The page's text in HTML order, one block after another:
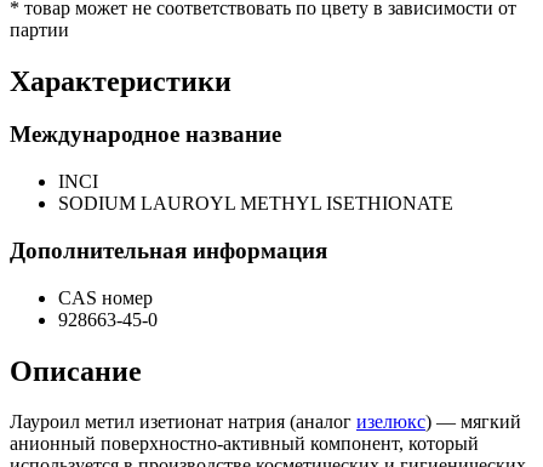
* товар может не соответствовать по цвету в зависимости от
партии
Характеристики
Международное название
INCI
SODIUM LAUROYL METHYL ISETHIONATE
Дополнительная информация
CAS номер
928663-45-0
Описание
Лауроил метил изетионат натрия (аналог изелюкс) — мягкий
анионный поверхностно-активный компонент, который